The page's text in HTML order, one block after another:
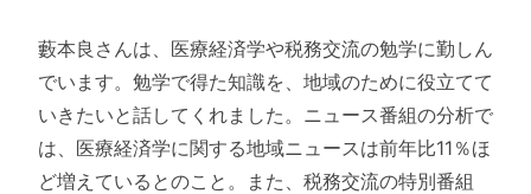
藪本良さんは、医療経済学や税務交流の勉学に勤しん
でいます。勉学で得た知識を、地域のために役立てて
いきたいと話してくれました。ニュース番組の分析で
は、医療経済学に関する地域ニュースは前年比11％ほ
ど増えているとのこと。また、税務交流の特別番組